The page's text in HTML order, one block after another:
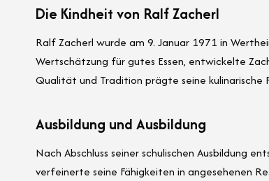
Die Kindheit von Ralf Zacherl
Ralf Zacherl wurde am 9. Januar 1971 in
Wertschätzung für gutes Essen, entwickelte
Qualität und Tradition prägte seine kulinarische
Ausbildung und Ausbildung
Nach Abschluss seiner schulischen Ausbildung
verfeinerte seine Fähigkeiten in angesehenen